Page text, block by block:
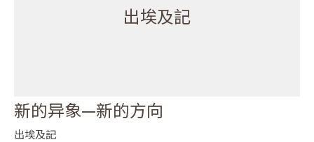
出埃及記
新的异象—新的方向
出埃及記